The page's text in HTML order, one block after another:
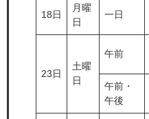
18日
月曜
日
一日
23日
土曜
日
午前
午前・
午後